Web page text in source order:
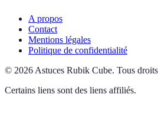
A propos
Contact
Mentions légales
Politique de confidentialité
© 2026 Astuces Rubik Cube. Tous
Certains liens sont des liens affiliés.